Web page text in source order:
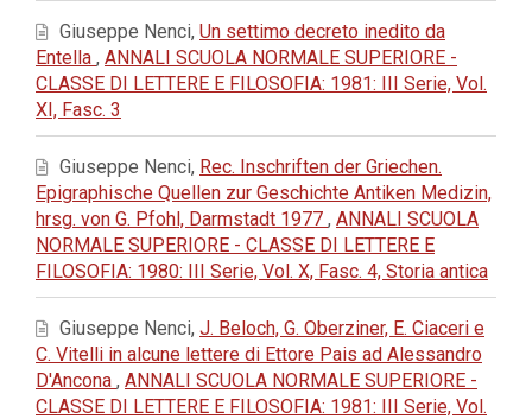
Giuseppe Nenci, Un settimo decreto inedito da
Entella , ANNALI SCUOLA NORMALE SUPERIORE -
CLASSE DI LETTERE E FILOSOFIA: 1981: III Serie, Vol.
XI, Fasc. 3
Giuseppe Nenci, Rec. Inschriften der Griechen.
Epigraphische Quellen zur Geschichte Antiken Medizin,
hrsg. von G. Pfohl, Darmstadt 1977 , ANNALI SCUOLA
NORMALE SUPERIORE - CLASSE DI LETTERE E
FILOSOFIA: 1980: III Serie, Vol. X, Fasc. 4, Storia antica
Giuseppe Nenci, J. Beloch, G. Oberziner, E. Ciaceri e
C. Vitelli in alcune lettere di Ettore Pais ad Alessandro
D'Ancona , ANNALI SCUOLA NORMALE SUPERIORE -
CLASSE DI LETTERE E FILOSOFIA: 1981: III Serie, Vol.